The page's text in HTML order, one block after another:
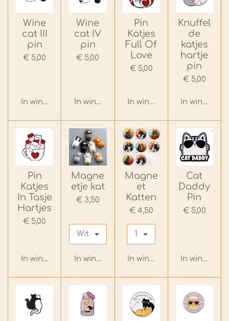
Wine
cat III
pin
€ 5,00
In winkelwagen
Wine
cat IV
pin
€ 5,00
In winkelwagen
Pin
Katjes
Full Of
Love
€ 5,00
In winkelwagen
Knuffel
de
katjes
hartje
pin
€ 5,00
In
Pin
Katjes
In Tasje
Hartjes
€ 5,00
In winkelwagen
Magne
etje kat
€ 3,50
In winkelwagen
Magne
et
Katten
€ 4,50
In winkelwagen
Cat
Daddy
Pin
€ 5,00
In